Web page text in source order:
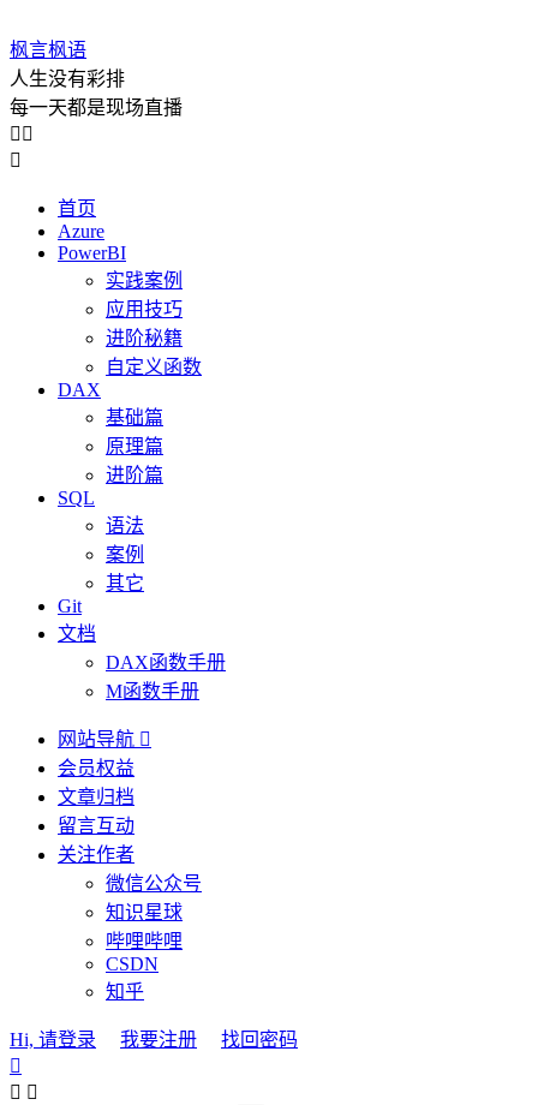
枫言枫语
人生没有彩排
每一天都是现场直播
 

首页
Azure
PowerBI
实践案例
应用技巧
进阶秘籍
自定义函数
DAX
基础篇
原理篇
进阶篇
SQL
语法
案例
其它
Git
文档
DAX函数手册
M函数手册
网站导航 
会员权益
文章归档
留言互动
关注作者
微信公众号
知识星球
哔哩哔哩
CSDN
知乎
Hi, 请登录 我要注册
找回密码

 